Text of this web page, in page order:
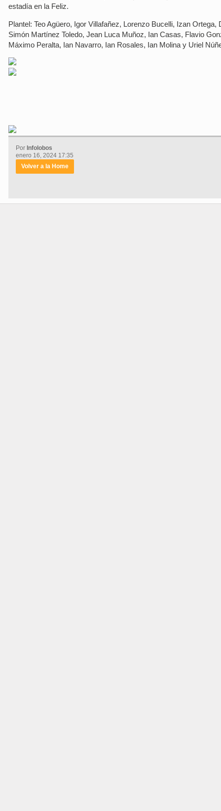
estadía en la Feliz.
Plantel: Teo Agüero, Igor Villafañez, Lorenzo Bucelli, Izan
Simón Martínez Toledo, Jean Luca Muñoz, Ian Casas, Flavio
Máximo Peralta, Ian Navarro, Ian Rosales, Ian Molina y Uriel
Por Infolobos
enero 16, 2024 17:35
Volver a la Home